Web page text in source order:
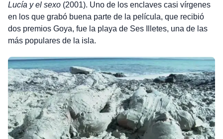
Lucía y el sexo(2001). Uno de los enclaves casi vírgenes
en los que grabó buena parte de la película, que recibió
dos premios Goya, fue la playa de Ses Illetes, una de las
más populares de la isla.